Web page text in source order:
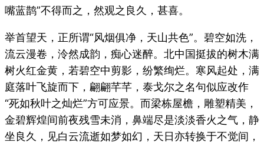
嘴蓝鹊”不得而之，然观之良久，甚喜。
举首望天，正所谓“风烟俱净，天山共色”。碧空如洗，
流云漫卷，泠然成韵，痴心迷醉。北中国挺拔的树木满
树火红金黄，若碧空中剪影，纷繁绚烂。寒风起处，满
庭落叶飞旋而下，翩翩芊芊，泰戈尔之名句似应改作
“死如秋叶之灿烂”方可应景。而梁栋屋檐，雕塑精美，
金碧辉煌间前夜残雪未消，鼻端尽是淡淡香火之气，静
坐良久，见白云流逝如梦如幻，天日亦转换于不觉间，